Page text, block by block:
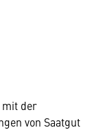
mit der
von Saatgut